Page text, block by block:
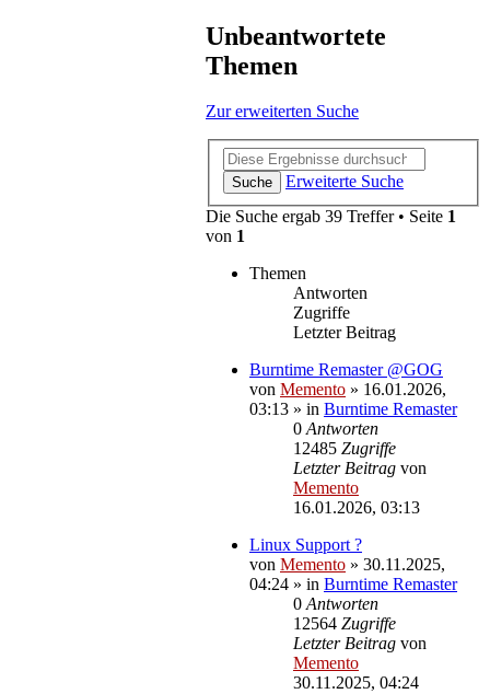
Unbeantwortete
Themen
Zur erweiterten Suche
Suche
Erweiterte Suche
Die Suche ergab 39 Treffer • Seite 1
von 1
Themen
Antworten
Zugriffe
Letzter Beitrag
Burntime Remaster @GOG
von Memento » 16.01.2026,
03:13 » in Burntime Remaster
0 Antworten
12485 Zugriffe
Letzter Beitrag von
Memento
16.01.2026, 03:13
Linux Support ?
von Memento » 30.11.2025,
04:24 » in Burntime Remaster
0 Antworten
12564 Zugriffe
Letzter Beitrag von
Memento
30.11.2025, 04:24